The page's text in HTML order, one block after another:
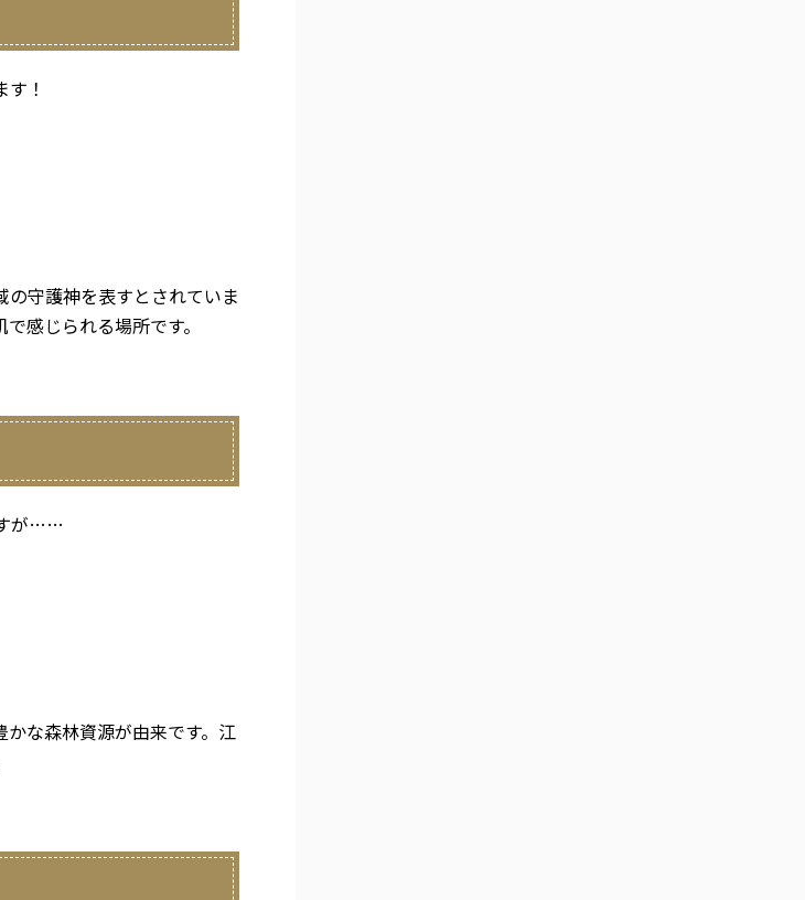
！
守護神を表すとされていま
感じられる場所です。
が……
な森林資源が由来です。江